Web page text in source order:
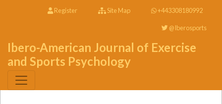
Register Site Map +443308180992
@Iberosports
Ibero-American Journal of Exercise
and Sports Psychology